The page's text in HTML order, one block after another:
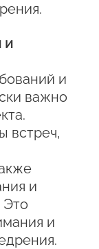
и
и
важно
встреч,
и
Это
и